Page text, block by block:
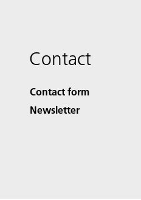
Contact
Contact form
Newsletter